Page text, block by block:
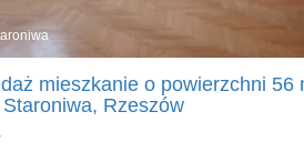
mieszkanie o powierzchni 56
Rzeszów